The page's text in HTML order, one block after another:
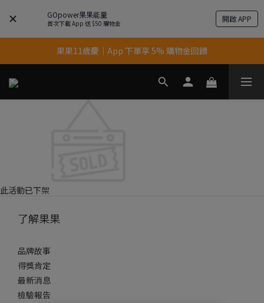
GOpower果果能量
首次下載 App 送 $50 購物金 開啟 APP
果果11歲慶｜App 下單享 5% 購物金回饋
果果11歲慶｜App 下單享 5% 購物金回饋
結帳輸入優惠代碼【gopower】享全單95折優惠！
此活動已下架
了解果果
品牌故事
得獎肯定
最新消息
檢驗報告